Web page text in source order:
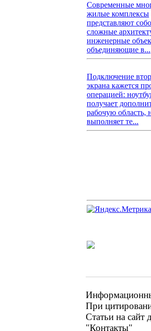
Современные
жилые комплексы
представляют
сложные
инженерные
объединяющие в...
Подключение
экрана кажется
операцией:
получает
рабочую область,
выполняет те...
При
Статьи на сайт
"Контакты"